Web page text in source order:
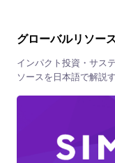
グローバルリソー
インパクト投資・サス
ソースを日本語で解説